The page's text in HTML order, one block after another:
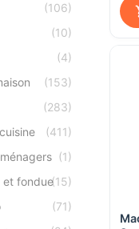
(106)
(10)
(4)
(153)
(283)
(411)
(1)
et fondue(15)
(71)